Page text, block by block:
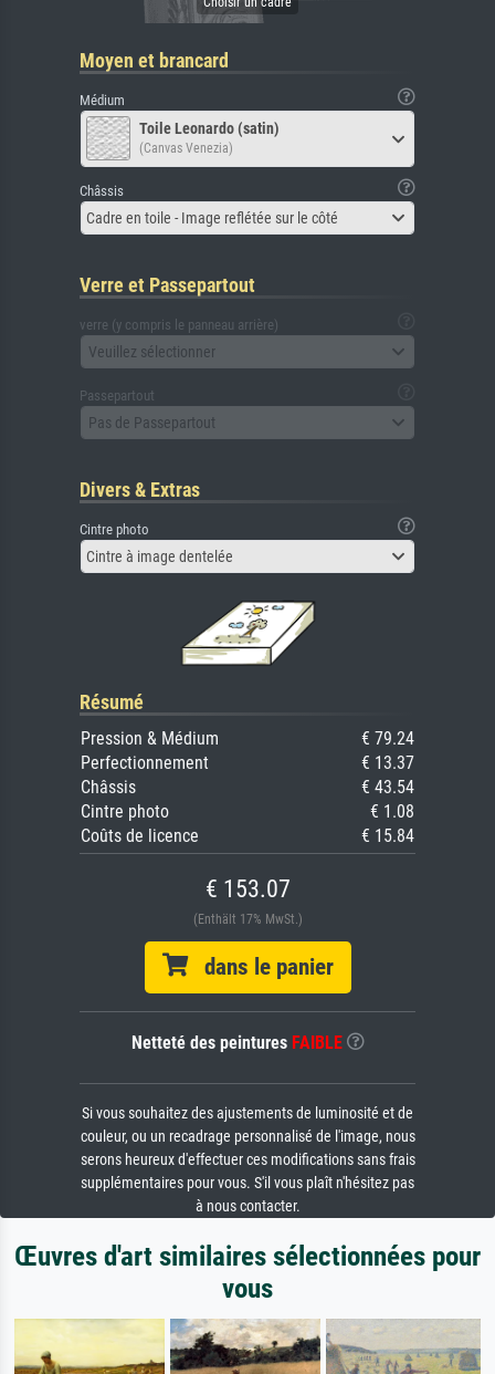
Moyen et brancard
Médium
Toile Leonardo (satin)
(Canvas Venezia)
Châssis
Cadre en toile - Image reflétée sur le côté
Verre et Passepartout
verre (y compris le panneau arrière)
Veuillez sélectionner
Passepartout
Pas de Passepartout
Divers & Extras
Cintre photo
Cintre à image dentelée
Résumé
Pression & Médium
€ 79.24
Perfectionnement
€ 13.37
Châssis
€ 43.54
Cintre photo
€ 1.08
Coûts de licence
€ 15.84
€ 153.07
(Enthält 17% MwSt.)
dans le panier
Netteté des peintures FAIBLE
Si vous souhaitez des ajustements de luminosité et de
couleur, ou un recadrage personnalisé de l'image, nous
serons heureux d'effectuer ces modifications sans frais
supplémentaires pour vous. S'il vous plaît n'hésitez pas
à nous contacter.
Œuvres d'art similaires sélectionnées pour
vous